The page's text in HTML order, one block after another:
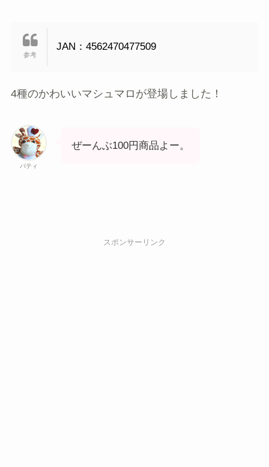
JAN：4562470477509
4種のかわいいマシュマロが登場しました！
パティ
ぜーんぶ100円商品よー。
スポンサーリンク